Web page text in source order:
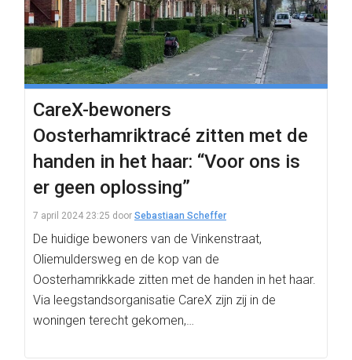
CareX-bewoners
Oosterhamriktracé zitten met de
handen in het haar: “Voor ons is
er geen oplossing”
7 april 2024 23:25 door Sebastiaan Scheffer
De huidige bewoners van de Vinkenstraat,
Oliemuldersweg en de kop van de
Oosterhamrikkade zitten met de handen in het haar.
Via leegstandsorganisatie CareX zijn zij in de
woningen terecht gekomen,…